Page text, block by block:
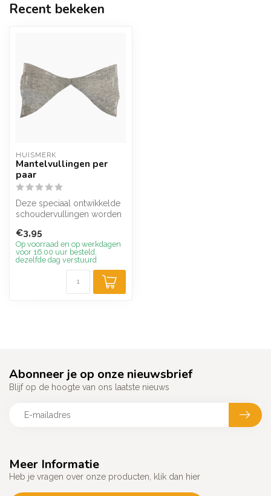
Recent bekeken
HUISMERK
Mantelvullingen per
paar
Deze speciaal ontwikkelde
schoudervullingen worden
colber...
€3,95
Op voorraad en op werkdagen
voor 16.00 uur besteld,
dezelfde dag verstuurd
Meer Informatie
Heb je vragen over onze producten, klik dan hier
Abonneer je op onze nieuwsbrief
Blijf op de hoogte van ons laatste nieuws